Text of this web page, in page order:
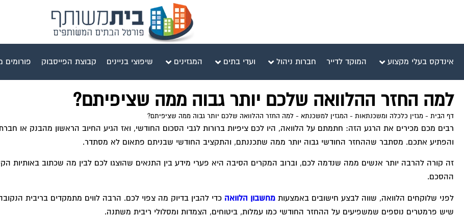
אינדקס בעלי מקצוע המוקד לדייר חברות ניהול ועדי בתים המגזינים שיפוצי בניינים קבוצת הפייסבוק פורומים
למה החזר ההלוואה שלכם יותר גבוה ממה שציפיתם?
דף הבית - מגזין כלכלה ומשכנתאות - המגזין למשכנתא - למה החזר ההלוואה שלכם יותר גבוה ממה שציפיתם?
רבים מכם מכירים את הרגע הזה: חתמתם על הלוואה, היו לכם ציפיות ברורות לגבי הסכום החודשי, ואז הגיע החיוב הראשון מהבנק או
והפתיע אתכם. מסתבר שההחזר החודשי גבוה יותר ממה שתכננתם, והתקציב החודשי שבניתם פתאום לא מסתדר.
זה קורה להרבה יותר אנשים ממה שנדמה לכם, וברוב המקרים הסיבה היא פערי מידע בין התנאים שהוצגו לכם לבין מה שכתוב באותיות
ההסכם.
לפני שלוקחים הלוואה, שווה לבצע חישובים באמצעות מחשבון הלוואה כדי להבין בדיוק מה צפוי לכם. הרבה לווים מתמקדים בריבית
שיש פרמטרים נוספים שמשפיעים על ההחזר החודשי כמו עמלות, ביטוחים, הצמדות ומסלולי ריבית משתנה.